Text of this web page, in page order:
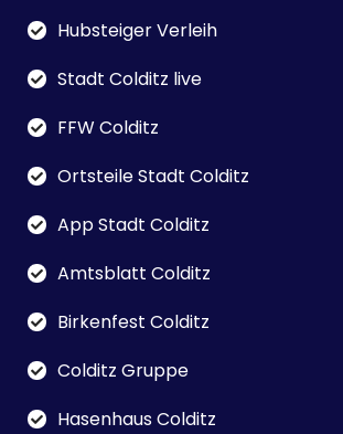
Hubsteiger Verleih
Stadt Colditz live
FFW Colditz
Ortsteile Stadt Colditz
App Stadt Colditz
Amtsblatt Colditz
Birkenfest Colditz
Colditz Gruppe
Hasenhaus Colditz